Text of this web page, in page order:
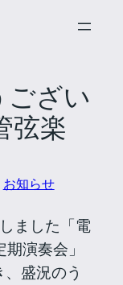
ござい
弦楽
お知らせ
ました「電
演奏会」
盛況のう